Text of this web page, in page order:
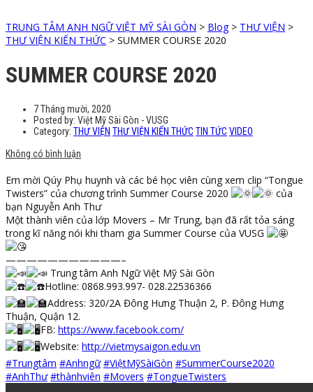
TRUNG TÂM ANH NGỮ VIỆT MỸ SÀI GÒN > Blog> THƯ VIỆN >
THƯ VIỆN KIẾN THỨC > SUMMER COURSE 2020
SUMMER COURSE 2020
7 Tháng mười, 2020
Posted by: Việt Mỹ Sài Gòn - VUSG
Category: THƯ VIỆN THƯ VIỆN KIẾN THỨC TIN TỨC VIDEO
Không có bình luận
Em mời Qúy Phụ huynh và các bé học viên cùng xem clip “Tongue
Twisters” của chương trình Summer Course 2020
của
bạn Nguyễn Anh Thư
Một thành viên của lớp Movers – Mr Trung, bạn đã rất tỏa sáng
trong kĩ năng nói khi tham gia Summer Course của VUSG
———————————–
Trung tâm Anh Ngữ Việt Mỹ Sài Gòn
Hotline: 0868.993.997- 028.22536366
Address: 320/2A Đông Hưng Thuận 2, P. Đông Hưng
Thuận, Quận 12.
FB: https://www.facebook.com/
Website: http://vietmysaigon.edu.vn
#Trungtâm #Anhngữ #ViệtMỹSàiGòn #SummerCourse2020
#AnhThư #thànhviên #Movers #TongueTwisters